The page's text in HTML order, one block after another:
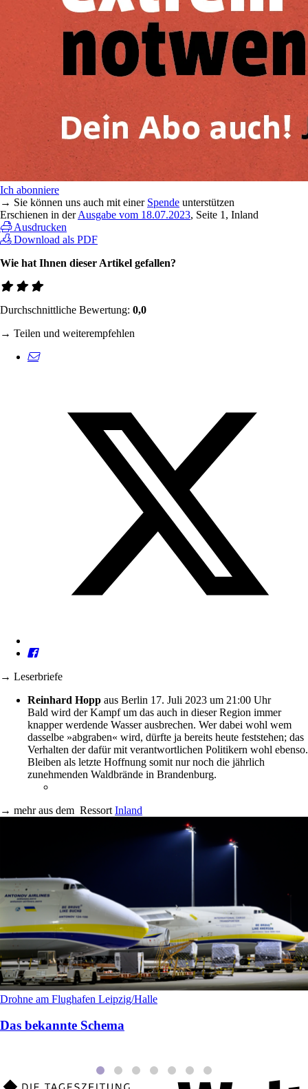
Ich abonniere
→ Sie können uns auch mit einer Spende unterstützen
Erschienen in derAusgabe vom 18.07.2023, Seite 1, Inland
Ausdrucken
Download als PDF
Wie hat Ihnen dieser Artikel gefallen?
Durchschnittliche Bewertung: 0,0
→ Teilen und weiterempfehlen
→ Leserbriefe
Reinhard Hopp aus Berlin 17. Juli 2023 um 21:00 Uhr
Bald wird der Kampf um das auch in dieser Region immer
knapper werdende Wasser ausbrechen. Wer dabei wohl wem
dasselbe »abgraben« wird, dürfte ja bereits heute feststehen; das
Verhalten der dafür mit verantwortlichen Politikern wohl ebenso.
Bleiben als letzte Hoffnung somit nur noch die jährlich
zunehmenden Waldbrände in Brandenburg.
→ mehr aus dem Ressort Inland
Drohne am Flughafen Leipzig/Halle
Das bekannte Schema